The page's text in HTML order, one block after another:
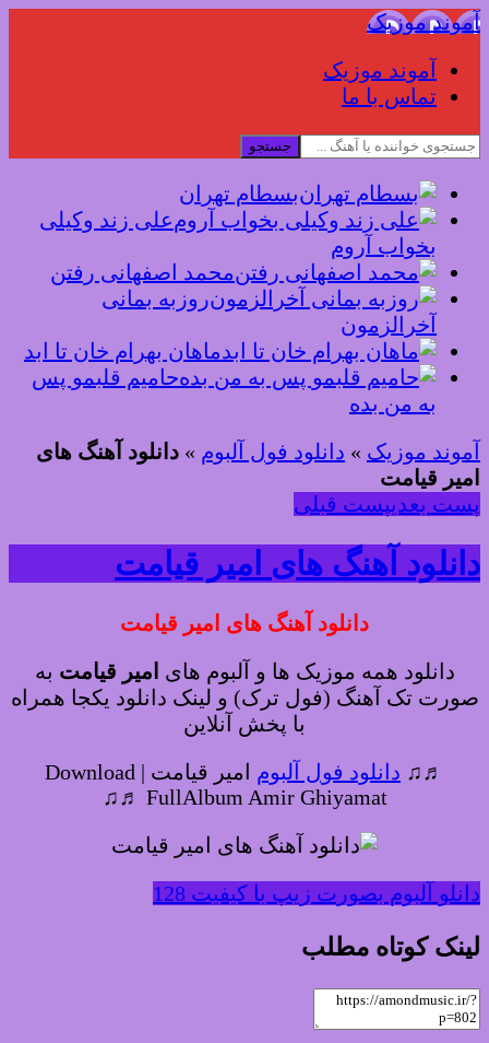
آموند موزیک
آموند موزیک
تماس با ما
جستجو
بسطام تهران
علی زند وکیلی
بخواب آروم
محمد اصفهانی رفتن
روزبه بمانی
آخرالزمون
ماهان بهرام خان تا ابد
حامیم قلبمو پس
به من بده
آموند موزیک » دانلود فول آلبوم » دانلود آهنگ های
امیر قیامت
پست بعدیپست قبلی
دانلود آهنگ های امیر قیامت
دانلود آهنگ های امیر قیامت
دانلود همه موزیک ها و آلبوم های امیر قیامت به
صورت تک آهنگ (فول ترک) و لینک دانلود یکجا همراه
با پخش آنلاین
♬♫ دانلود فول آلبوم
امیر قیامت | Download
FullAlbum Amir Ghiyamat ♬♫
دانلو آلبوم بصورت زیپ با کیفیت 128
لینک کوتاه مطلب